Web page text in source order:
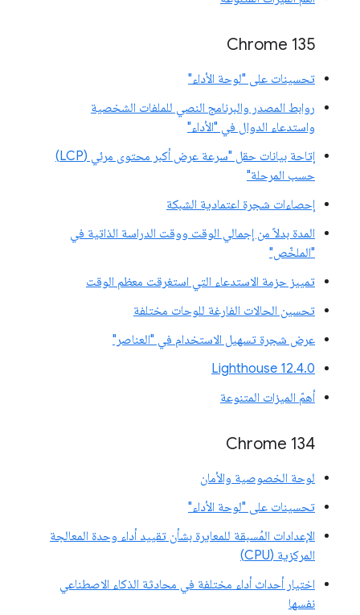
Chrome 135
تحسينات على "لوحة الأداء"
روابط المصدر والبرنامج النصي للملفات الشخصية
واستدعاء الدوال في "الأداء"
إتاحة بيانات حقل "سرعة عرض أكبر محتوى مرئي (LCP)
حسب المرحلة"
إحصاءات شجرة اعتمادية الشبكة
المدة بدلاً من إجمالي الوقت ووقت الدراسة الذاتية في
"الملخّص"
تمييز حزمة الاستدعاء التي استغرقت معظم الوقت
تحسين الحالات الفارغة للوحات مختلفة
عرض شجرة تسهيل الاستخدام في "العناصر"
‫Lighthouse 12.4.0
أهمّ الميزات المتنوعة
‫Chrome 134
لوحة الخصوصية والأمان
تحسينات على "لوحة الأداء"
الإعدادات المُسبقة للمعايرة بشأن تقييد أداء وحدة المعالجة
المركزية (CPU)
اختيار أحداث أداء مختلفة في محادثة الذكاء الاصطناعي
نفسها